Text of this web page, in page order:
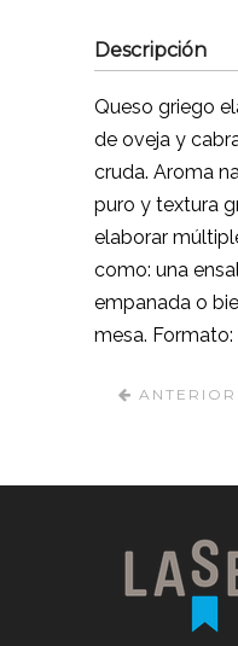
Descripción
Queso griego
de oveja y
cruda. Aroma
puro y textura
elaborar
como: una
empanada o
mesa. Formato:
ANTERIOR